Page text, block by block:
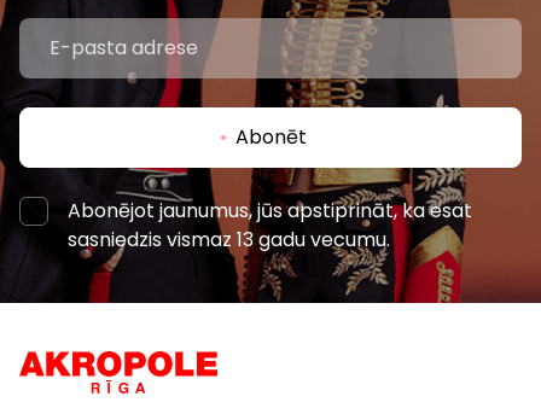
Abonēt
Abonējot jaunumus, jūs apstiprināt, ka esat
sasniedzis vismaz 13 gadu vecumu.